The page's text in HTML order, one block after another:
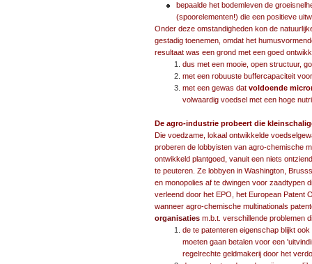
bepaalde het bodemleven de
(spoorelementen!) die een positieve
Onder deze omstandigheden kon de
gestadig toenemen, omdat het
resultaat was een grond met een goed
dus met een mooie, open structuur,
met een robuuste buffercapaciteit
met een gewas dat voldoende
volwaardig voedsel met een hoge
De agro-industrie probeert die
Die voedzame, lokaal ontwikkelde
proberen de lobbyisten van agro-chemische
ontwikkeld plantgoed, vanuit een niets
te peuteren. Ze lobbyen in Washington,
en monopolies af te dwingen voor zaadtypen
verleend door het EPO, het European Patent
wanneer agro-chemische multinationals
organisaties m.b.t. verschillende problemen
de te patenteren eigenschap blijkt
moeten gaan betalen voor een
regelrechte geldmakerij door het